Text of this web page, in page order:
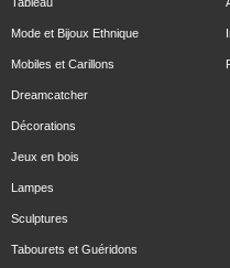
Mode et Bijoux Ethnique
Mobiles et Carillons
Dreamcatcher
Décorations
Jeux en bois
Lampes
Sculptures
Tabourets et Guéridons